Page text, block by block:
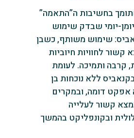
בחשיבות ה”התאמה”
יומי שבדק שימוש
שימוש משותף, כשבן
קשור לחוויות חיוביות
קרבה ותמיכה. לעומת
ללא נוכחות בן
אפקט דומה, ובמקרים
קשור לעלייה
ובקונפליקט בהמשך